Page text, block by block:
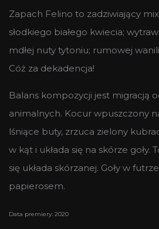
Zapach Felino to zadziwiający
słodkiego białego kwiecia;
mdłej nuty tytoniu; rumowej
Cóż za dekadencja!
Balans kompozycji jest migracją
animalnych. Kocur wpuszczony
lśniące buty, zrzuca zielony
w kąt i układa się na skórze goły.
się układa skórzanej. Goły w
papierosem.
Data premiery: 2020